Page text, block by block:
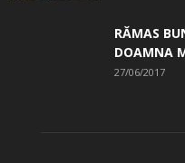
RĂMAS
DOAMNA
27/06/2017